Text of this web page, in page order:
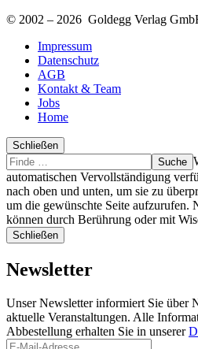
© 2002 – 2026 Goldegg Verlag
Impressum
Datenschutz
AGB
Kontakt & Team
Jobs
Home
Schließen
Suche
Finde
…
automatischen Vervollständigung
nach oben und unten, um sie zu
um die gewünschte Seite aufzurufen.
können durch Berührung oder mit
Schließen
Newsletter
Unser Newsletter informiert Sie über
aktuelle Veranstaltungen. Alle
Abbestellung erhalten Sie in unserer